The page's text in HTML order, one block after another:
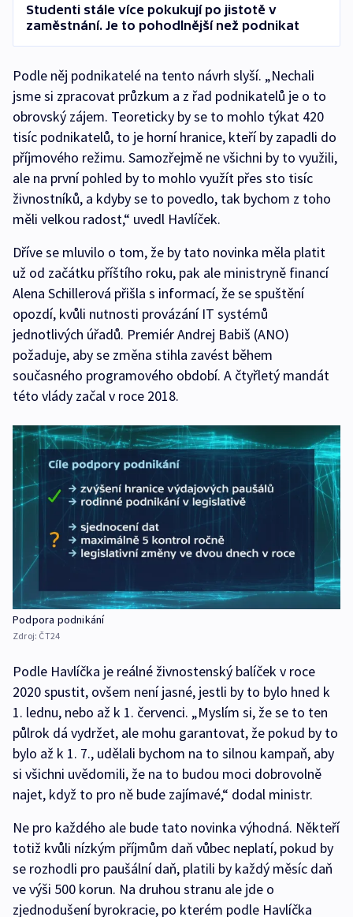
Studenti stále více pokukují po jistotě v
zaměstnání. Je to pohodlnější než podnikat
Podle něj podnikatelé na tento návrh slyší. „Nechali
jsme si zpracovat průzkum a z řad podnikatelů je o to
obrovský zájem. Teoreticky by se to mohlo týkat 420
tisíc podnikatelů, to je horní hranice, kteří by zapadli do
příjmového režimu. Samozřejmě ne všichni by to využili,
ale na první pohled by to mohlo využít přes sto tisíc
živnostníků, a kdyby se to povedlo, tak bychom z toho
měli velkou radost,“ uvedl Havlíček.
Dříve se mluvilo o tom, že by tato novinka měla platit
už od začátku příštího roku, pak ale ministryně financí
Alena Schillerová přišla s informací, že se spuštění
opozdí, kvůli nutnosti provázání IT systémů
jednotlivých úřadů. Premiér Andrej Babiš (ANO)
požaduje, aby se změna stihla zavést během
současného programového období. A čtyřletý mandát
této vlády začal v roce 2018.
Podpora podnikání
Zdroj: ČT24
Podle Havlíčka je reálné živnostenský balíček v roce
2020 spustit, ovšem není jasné, jestli by to bylo hned k
1. lednu, nebo až k 1. červenci. „Myslím si, že se to ten
půlrok dá vydržet, ale mohu garantovat, že pokud by to
bylo až k 1. 7., udělali bychom na to silnou kampaň, aby
si všichni uvědomili, že na to budou moci dobrovolně
najet, když to pro ně bude zajímavé,“ dodal ministr.
Ne pro každého ale bude tato novinka výhodná. Někteří
totiž kvůli nízkým příjmům daň vůbec neplatí, pokud by
se rozhodli pro paušální daň, platili by každý měsíc daň
ve výši 500 korun. Na druhou stranu ale jde o
zjednodušení byrokracie, po kterém podle Havlíčka